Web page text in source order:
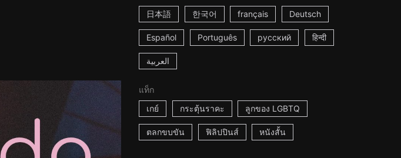
日本語 한국어 français Deutsch
Español Português русский हिन्दी
العربية
แท็ก
เกย์
กระตุ้นราคะ ลูกของ LGBTQ
ตลกขบขัน ฟิลิปปินส์ หนังสั้น